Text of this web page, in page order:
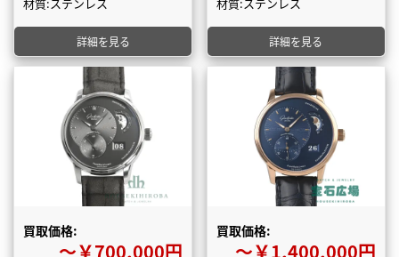
詳細を見る 詳細を見る
買取価格:
〜￥700,000円
買取価格:
〜￥1,400,000円